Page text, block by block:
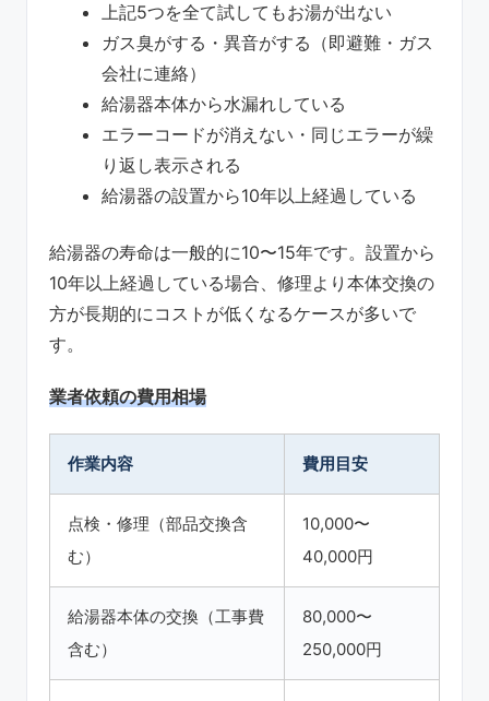
上記5つを全て試してもお湯が出ない
ガス臭がする・異音がする（即避難・ガス
会社に連絡）
給湯器本体から水漏れしている
エラーコードが消えない・同じエラーが繰
り返し表示される
給湯器の設置から10年以上経過している
給湯器の寿命は一般的に10〜15年です。設置から
10年以上経過している場合、修理より本体交換の
方が長期的にコストが低くなるケースが多いで
す。
業者依頼の費用相場
作業内容 費用目安
点検・修理（部品交換含
む）
10,000〜
40,000円
給湯器本体の交換（工事費
含む）
80,000〜
250,000円